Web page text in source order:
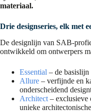
materiaal.
Drie designseries, elk met
De designlijn van SAB-
ontwikkeld om ontwerpers
Essential – de
Allure – verfijnde en
onderscheidend
Architect – exclusieve
unieke